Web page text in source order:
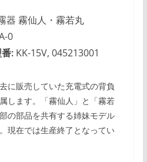
器 霧仙人・霧若丸
0
:KK-15V, 045213001
に販売していた充電式の背負
します。「霧仙人」と「霧若
の部品を共有する姉妹モデル
現在では生産終了となってい